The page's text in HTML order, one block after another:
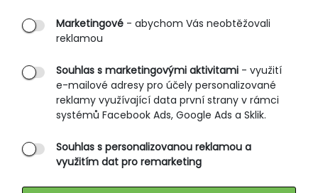
Marketingové - abychom Vás neobtěžovali
reklamou
Souhlas s marketingovými aktivitami - využití
e-mailové adresy pro účely personalizované
reklamy využívající data první strany v rámci
systémů Facebook Ads, Google Ads a Sklik.
Souhlas s personalizovanou reklamou a
využitím dat pro remarketing
PRŮVODCE NAKUPOVÁNÍM
Obchodní podmínky
Rozměrové tabulky
Způsoby doručení
Ochrana osobních údajů
SLUŽBY ZÁKAZNÍKŮM